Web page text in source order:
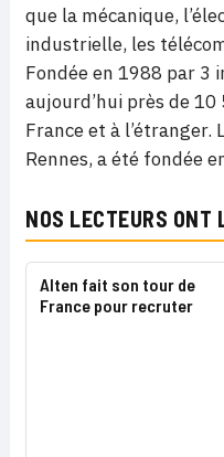
que la mécanique,
industrielle, les
Fondée en 1988 par 3
aujourd’hui près de
France et à l’étranger.
Rennes, a été fondée
NOS LECTEURS ONT
Alten fait son tour de
France pour recruter